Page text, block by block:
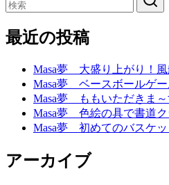
最近の投稿
Masa夢 大盛り上がり！風
Masa夢 ベースボールゲー
Masa夢 ももいただきま
Masa夢 色絵の具で書道
Masa夢 初めてのバスケッ
アーカイブ